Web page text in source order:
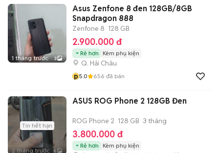
1 tháng trước 3
Asus Zenfone 8 đen 128GB/8GB
Snapdragon 888
Zenfone 8 128 GB
2.900.000 đ
Rẻ hơn Kèm phụ kiện
Q. Hải Châu
p5.0 656 đã bán
Tin hết hạn
2 tháng trước 6
ASUS ROG Phone 2 128GB Đen
ROG Phone 2 128 GB 3 tháng
3.800.000 đ
Rẻ hơn Kèm phụ kiện